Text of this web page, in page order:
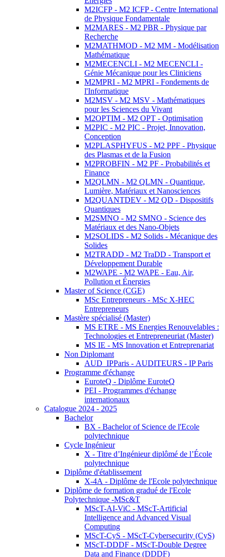
M2ICFP - M2 ICFP - Centre International
de Physique Fondamentale
M2MARES - M2 PBR - Physique par
Recherche
M2MATHMOD - M2 MM - Modélisation
Mathématique
M2MECENCLI - M2 MECENCLI -
Génie Mécanique pour les Cliniciens
M2MPRI - M2 MPRI - Fondements de
l'Informatique
M2MSV - M2 MSV - Mathématiques
pour les Sciences du Vivant
M2OPTIM - M2 OPT - Optimisation
M2PIC - M2 PIC - Projet, Innovation,
Conception
M2PLASPHYFUS - M2 PPF - Physique
des Plasmas et de la Fusion
M2PROBFIN - M2 PF - Probabilités et
Finance
M2QLMN - M2 QLMN - Quantique,
Lumière, Matériaux et Nanosciences
M2QUANTDEV - M2 QD - Dispositifs
Quantiques
M2SMNO - M2 SMNO - Science des
Matériaux et des Nano-Objets
M2SOLIDS - M2 Solids - Mécanique des
Solides
M2TRADD - M2 TraDD - Transport et
Développement Durable
M2WAPE - M2 WAPE - Eau, Air,
Pollution et Énergies
Master of Science (CGE)
MSc Entrepreneurs - MSc X-HEC
Entrepreneurs
Mastère spécialisé (Master)
MS ETRE - MS Energies Renouvelables :
Technologies et Entrepreneuriat (Master)
MS IE - MS Innovation et Entreprenariat
Non Diplomant
AUD_IPParis - AUDITEURS - IP Paris
Programme d'échange
EuroteQ - Diplôme EuroteQ
PEI - Programmes d'échange
internationaux
Catalogue 2024 - 2025
Bachelor
BX - Bachelor of Science de l'Ecole
polytechnique
Cycle Ingénieur
X - Titre d’Ingénieur diplômé de l’École
polytechnique
Diplôme d'établissement
X-4A - Diplôme de l'Ecole polytechnique
Diplôme de formation gradué de l'Ecole
Polytechnique -MSc&T
MScT-AI-ViC - MScT-Artificial
Intelligence and Advanced Visual
Computing
MScT-CyS - MScT-Cybersecurity (CyS)
MScT-DDDF - MScT-Double Degree
Data and Finance (DDDF)